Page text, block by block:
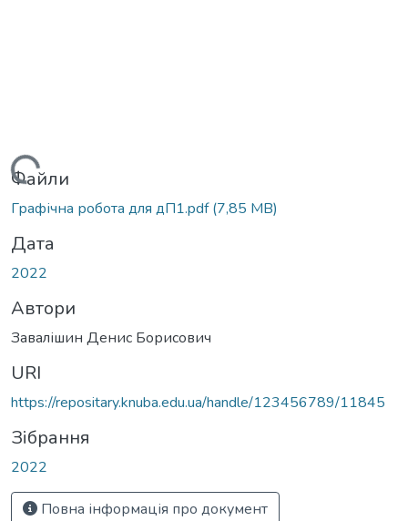
Вантажиться...
Файли
Графічна робота для дП1.pdf(7,85 MB)
Дата
2022
Автори
Завалішин Денис Борисович
URI
https://repositary.knuba.edu.ua/handle/123456789/11845
Зібрання
2022
Повна інформація про документ